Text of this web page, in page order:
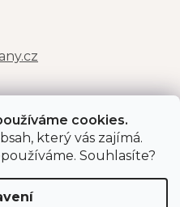
cookies.
který vás zajímá.
Souhlasíte?